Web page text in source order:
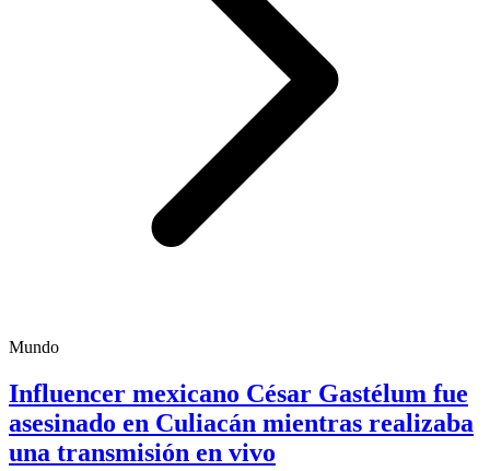
Mundo
Influencer mexicano César Gastélum fue
asesinado en Culiacán mientras realizaba
una transmisión en vivo